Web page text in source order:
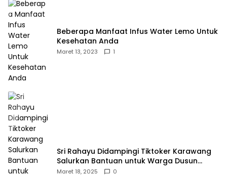
Beberapa Manfaat Infus Water Lemo Untuk
Kesehatan Anda
Maret 13, 2023 1
Sri Rahayu Didampingi Tiktoker Karawang
Salurkan Bantuan untuk Warga Dusun
Kampek Desa Karangligar
Maret 18, 2025 0